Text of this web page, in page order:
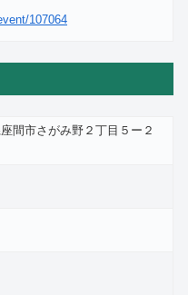
107064
間市さがみ野２丁目５ー２